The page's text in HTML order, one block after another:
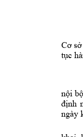
Cơ sở
tục
nội bộ
định
ngày